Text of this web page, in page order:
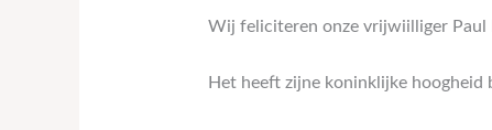
Wij feliciteren onze vrijwiilliger Paul
Het heeft zijne koninklijke hoogheid